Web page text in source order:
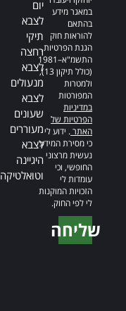
במאגר מידע
בהתאם
להוראות חוק
הגנת הפרטיות,
התשמ"א–1981
(כולל תיקון 13),
ולמטרות
המפורטות
במדיניות
הפרטיות של
האתר. ידוע לי
כי מסירת המידע
נעשית מרצוני
החופשי, וכי
עומדות לי
הזכויות המוקנות
לי לפי החוק.
שליחה
יום
לצבא
תיקי
רחצה
לצבא
מנעולים
לצבא
שעונים
מעוררים
לצבא
היגיינה
וטואלטיקה